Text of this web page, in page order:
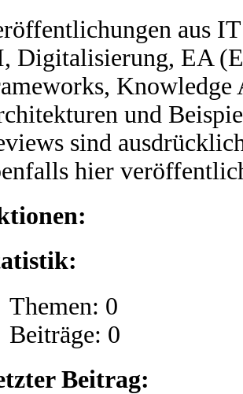
aus
Digitalisierung, EA
Knowledge
und
sind
hier
Themen: 0
Beiträge: 0
Beitrag: